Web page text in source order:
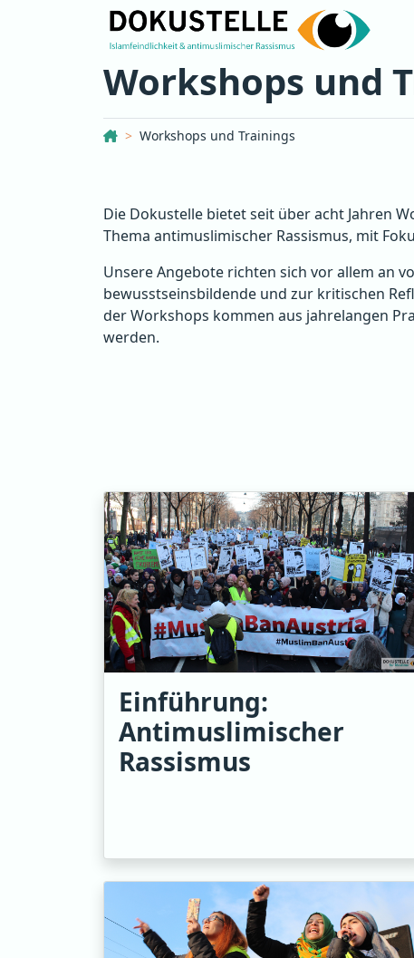
Workshops und
Dokustelle Österreich
Workshops und Trainings
Die Dokustelle bietet seit über acht Jahren
Thema antimuslimischer Rassismus, mit
Unsere Angebote richten sich vor allem an
bewusstseinsbildende und zur kritischen
der Workshops kommen aus jahrelangen
werden.
Einführung:
Antimuslimischer
Rassismus